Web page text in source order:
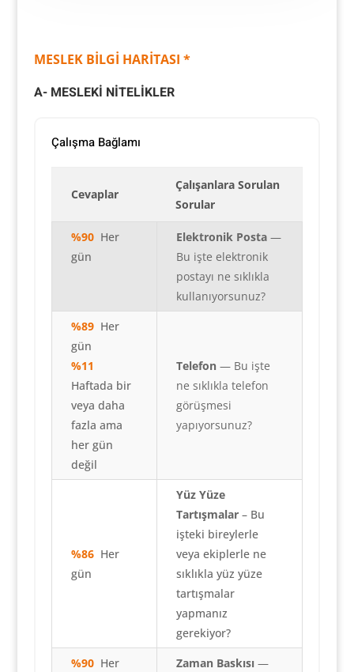
MESLEK BİLGİ HARİTASI *
A- MESLEKİ NİTELİKLER
Çalışma Bağlamı
Cevaplar
Çalışanlara Sorulan
Sorular
%90 Her
gün
Elektronik Posta—
Bu işte elektronik
postayı ne sıklıkla
kullanıyorsunuz?
%89 Her
gün
%11
Haftada bir
veya daha
fazla ama
her gün
değil
Telefon — Bu işte
ne sıklıkla telefon
görüşmesi
yapıyorsunuz?
%86 Her
gün
Yüz Yüze
Tartışmalar– Bu
işteki bireylerle
veya ekiplerle ne
sıklıkla yüz yüze
tartışmalar
yapmanız
gerekiyor?
%90 Her
Zaman Baskısı—